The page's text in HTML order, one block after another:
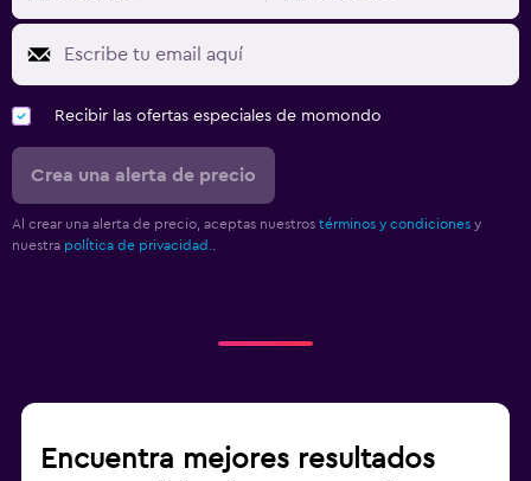
Recibir las ofertas especiales de momondo
Crea una alerta de precio
Al crear una alerta de precio, aceptas nuestros términos y condiciones y
nuestra política de privacidad.
Encuentra mejores resultados